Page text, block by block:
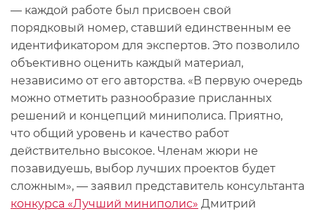
— каждой работе был присвоен свой
порядковый номер, ставший единственным ее
идентификатором для экспертов. Это позволило
объективно оценить каждый материал,
независимо от его авторства. «В первую очередь
можно отметить разнообразие присланных
решений и концепций миниполиса. Приятно,
что общий уровень и качество работ
действительно высокое. Членам жюри не
позавидуешь, выбор лучших проектов будет
сложным», — заявил представитель консультанта
конкурса «Лучший миниполис» Дмитрий